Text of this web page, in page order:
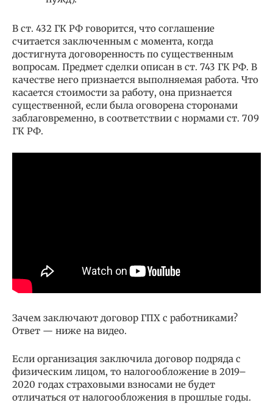
В ст. 432 ГК РФ говорится, что соглашение
считается заключенным с момента, когда
достигнута договоренность по существенным
вопросам. Предмет сделки описан в ст. 743 ГК РФ. В
качестве него признается выполняемая работа. Что
касается стоимости за работу, она признается
существенной, если была оговорена сторонами
заблаговременно, в соответствии с нормами ст. 709
ГК РФ.
Зачем заключают договор ГПХ с работниками?
Ответ — ниже на видео.
Если организация заключила договор подряда с
физическим лицом, то налогообложение в 2019–
2020 годах страховыми взносами не будет
отличаться от налогообложения в прошлые годы.